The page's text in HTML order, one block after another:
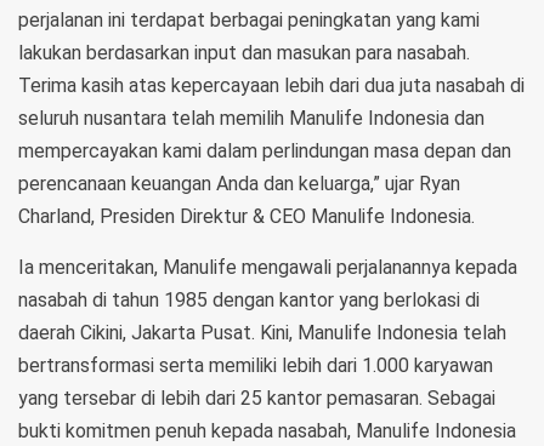
perjalanan ini terdapat berbagai peningkatan yang kami
lakukan berdasarkan input dan masukan para nasabah.
Terima kasih atas kepercayaan lebih dari dua juta nasabah di
seluruh nusantara telah memilih Manulife Indonesia dan
mempercayakan kami dalam perlindungan masa depan dan
perencanaan keuangan Anda dan keluarga,” ujar Ryan
Charland, Presiden Direktur & CEO Manulife Indonesia.
Ia menceritakan, Manulife mengawali perjalanannya kepada
nasabah di tahun 1985 dengan kantor yang berlokasi di
daerah Cikini, Jakarta Pusat. Kini, Manulife Indonesia telah
bertransformasi serta memiliki lebih dari 1.000 karyawan
yang tersebar di lebih dari 25 kantor pemasaran. Sebagai
bukti komitmen penuh kepada nasabah, Manulife Indonesia